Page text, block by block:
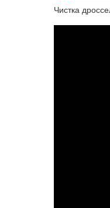
Чистка